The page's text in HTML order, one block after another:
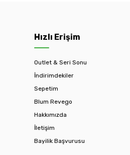
Hızlı Erişim
Outlet & Seri Sonu
İndirimdekiler
Sepetim
Blum Revego
Hakkımızda
İletişim
Bayilik Başvurusu